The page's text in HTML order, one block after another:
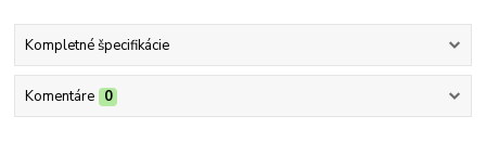
Kompletné špecifikácie
Komentáre 0